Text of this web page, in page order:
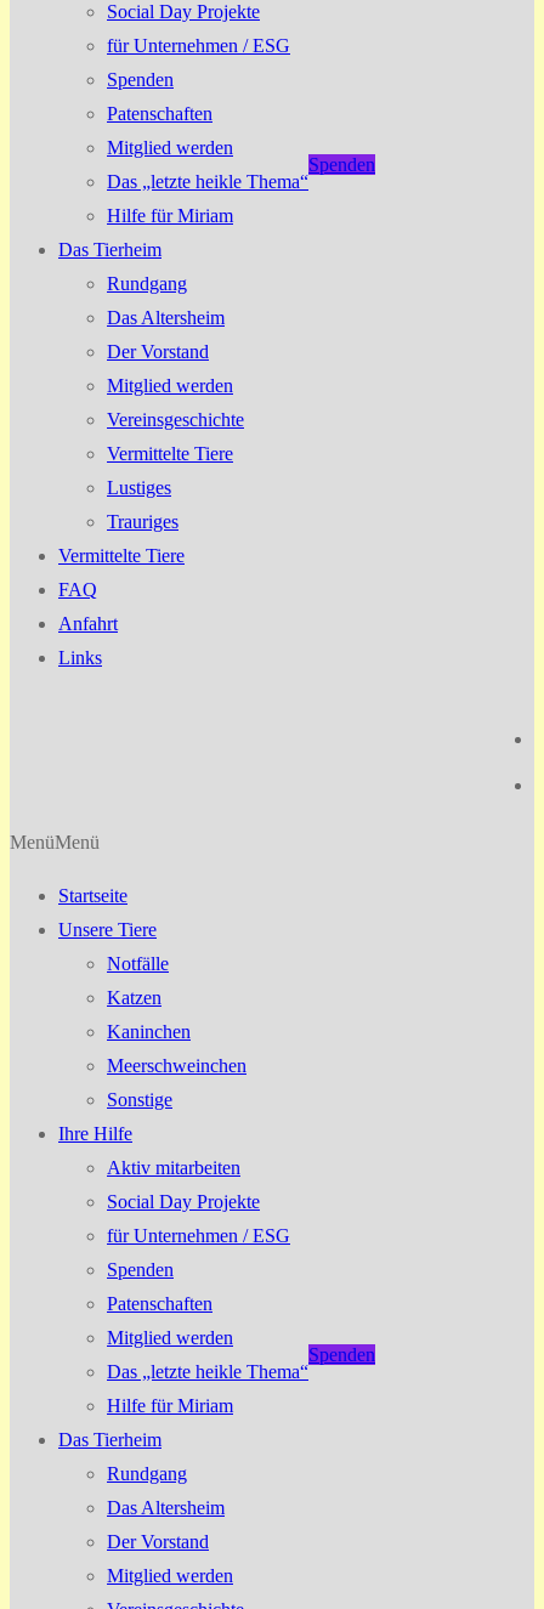
Social Day Projekte
für Unternehmen / ESG
Spenden
Patenschaften
Mitglied werden
Das „letzte heikle Thema“
Hilfe für Miriam
Das Tierheim
Rundgang
Das Altersheim
Der Vorstand
Mitglied werden
Vereinsgeschichte
Vermittelte Tiere
Lustiges
Trauriges
Vermittelte Tiere
FAQ
Anfahrt
Links
Spenden
MenüMenü
Startseite
Unsere Tiere
Notfälle
Katzen
Kaninchen
Meerschweinchen
Sonstige
Ihre Hilfe
Aktiv mitarbeiten
Social Day Projekte
für Unternehmen / ESG
Spenden
Patenschaften
Mitglied werden
Das „letzte heikle Thema“
Hilfe für Miriam
Das Tierheim
Rundgang
Das Altersheim
Der Vorstand
Mitglied werden
Spenden